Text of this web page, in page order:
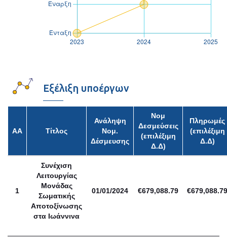
Εξέλιξη υποέργων
ΑΑ Τίτλος
Ανάληψη
Νομ.
Δέσμευσης
Νομ
Δεσμεύσεις
(επιλέξιμη
Δ.Δ)
Πληρωμές
(επιλέξιμη
Δ.Δ)
1
Συνέχιση
Λειτουργίας
Μονάδας
Σωματικής
Αποτοξίνωσης
στα Ιωάννινα
01/01/2024 €679,088.79 €679,088.79